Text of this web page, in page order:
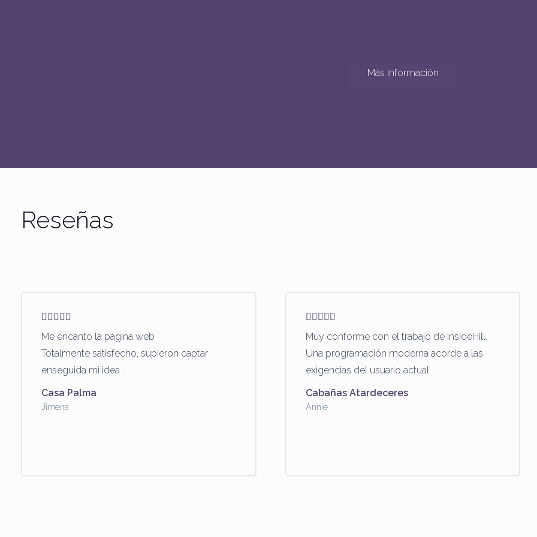
Más Información
Reseñas
Me encanto la página web
Totalmente satisfecho, supieron captar
enseguida mi idea .
Casa Palma
Jimena
Muy conforme con el trabajo de InsideHill.
Una programación moderna acorde a las
exigencias del usuario actual.
Cabañas Atardeceres
Annie